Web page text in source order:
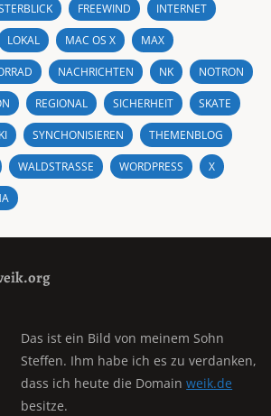
FREEWIND INTERNET
LOKAL MAC OS X MAX
NACHRICHTEN NK NOTRON
REGIONAL SICHERHEIT SKATE
SYNCHONISIEREN THEMENBLOG
WALDSTRASSE WORDPRESS X
Das ist ein Bild von meinem Sohn
Steffen. Ihm habe ich es zu verdanken,
dass ich heute die Domainweik.de
besitze.